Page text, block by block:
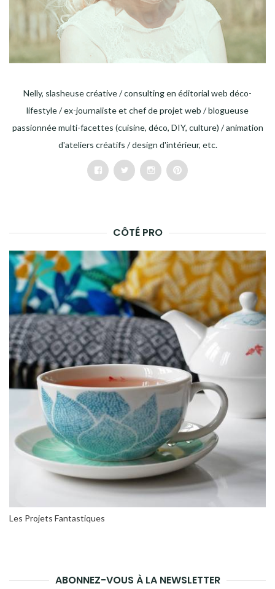
Nelly, slasheuse créative / consulting en éditorial web déco-
lifestyle / ex-journaliste et chef de projet web / blogueuse
passionnée multi-facettes (cuisine, déco, DIY, culture) / animation
d'ateliers créatifs / design d'intérieur, etc.
FacebookTwitterInstagramPinterest
CÔTÉ PRO
Les Projets Fantastiques
ABONNEZ-VOUS À LA NEWSLETTER